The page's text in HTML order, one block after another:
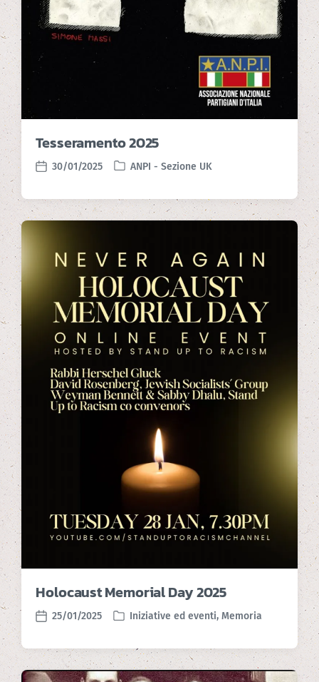
Tesseramento 2025
P
t
30/01/2025
P
s
t
n
ANPI - Sezione UK
Holocaust Memorial Day 2025
P
s
t
25/01/2025
P
s
t
Iniziative ed eventi, Memoria